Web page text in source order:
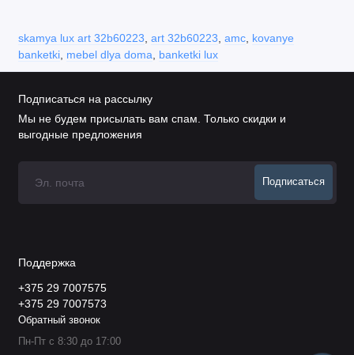
skamya lux art 32b60223, art 32b60223, amc, kovanye
banketki, mebel dlya doma, banketki lux
Подписаться на рассылку
Мы не будем присылать вам спам. Только скидки и
выгодные предложения
Подписаться
Поддержка
+375 29 7007575
+375 29 7007573
Обратный звонок
Пн-Пт с 8:30 до 17:00